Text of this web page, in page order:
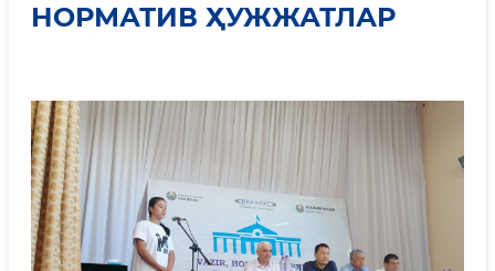
НОРМАТИВ ҲУЖЖАТЛАР